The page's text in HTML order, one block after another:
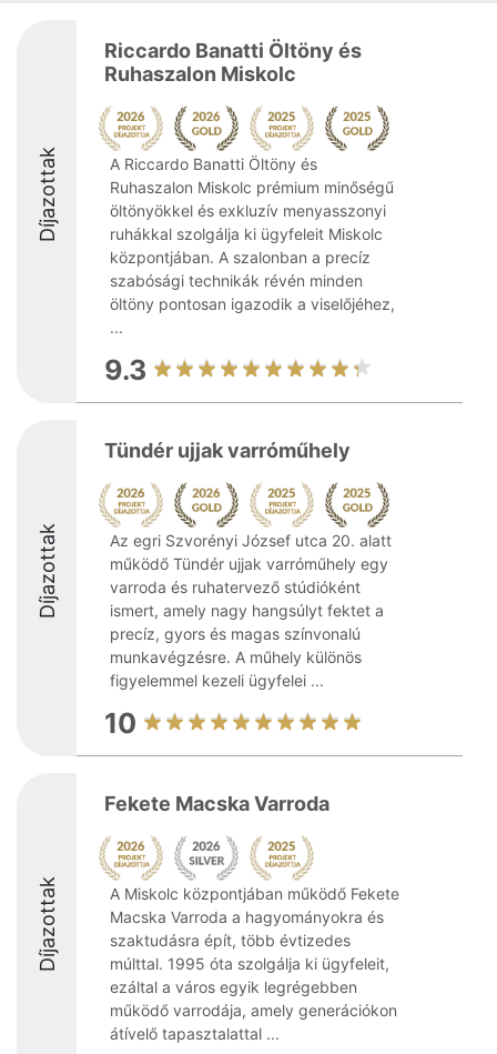
Díjazottak
Riccardo Banatti Öltöny és
Ruhaszalon Miskolc
A Riccardo Banatti Öltöny és
Ruhaszalon Miskolc prémium minőségű
öltönyökkel és exkluzív menyasszonyi
ruhákkal szolgálja ki ügyfeleit Miskolc
központjában. A szalonban a precíz
szabósági technikák révén minden
öltöny pontosan igazodik a viselőjéhez,
...
9.3
Díjazottak
Tündér ujjak varróműhely
Az egri Szvorényi József utca 20. alatt
működő Tündér ujjak varróműhely egy
varroda és ruhatervező stúdióként
ismert, amely nagy hangsúlyt fektet a
precíz, gyors és magas színvonalú
munkavégzésre. A műhely különös
figyelemmel kezeli ügyfelei ...
10
Díjazottak
Fekete Macska Varroda
A Miskolc központjában működő Fekete
Macska Varroda a hagyományokra és
szaktudásra épít, több évtizedes
múlttal. 1995 óta szolgálja ki ügyfeleit,
ezáltal a város egyik legrégebben
működő varrodája, amely generációkon
átívelő tapasztalattal ...